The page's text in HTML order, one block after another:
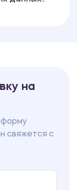
на
форму
свяжется с